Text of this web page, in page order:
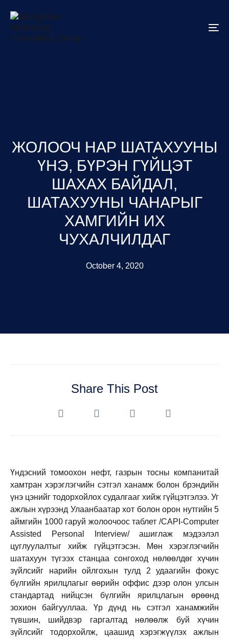
ЖОЛООЧ НАР ШАТАХУУНЫ
ҮНЭ, БҮРЭН ГҮЙЦЭТ
ШАХАХ БАЙДАЛ,
ШАТАХУУНЫ ЧАНАРЫГ
ХАМГИЙН ИХ
ЧУХАЛЧИЛДАГ
October 4, 2020
Share This Post
Үндэсний томоохон нефт, газрын тосны компанитай
хамтран хэрэглэгчийн сэтгэл ханамж болон брэндийн
үнэ цэнийг тодорхойлох судалгааг хийж гүйцэтгэлээ. Уг
ажлын хүрээнд Улаанбаатар хот болон орон нутгийн 5
аймгийн 1000 гаруй жолоочоос таблет /CAPI-Computer
Assisted Personal Interview/ ашиглаж мэдээлэл
цуглуулалтыг хийж гүйцэтгэсэн. Мөн хэрэглэгчийн
шатахуун түгээх станцаа сонгоход нөлөөлдөг хүчин
зүйлсийг нарийн ойлгохын тулд 2 удаагийн фокус
бүлгийн ярилцлагыг өөрийн оффис дээр олон улсын
стандартад нийцсэн бүлгийн ярилцлагын өрөөнд
зохион байгууллаа. Үр дүнд нь сэтгэл ханамжийн
түвшин, шийдвэр гаргалтад нөлөөлж буй хүчин
зүйлсийг тодорхойлж, цаашид хэрэгжүүлэх ажлын